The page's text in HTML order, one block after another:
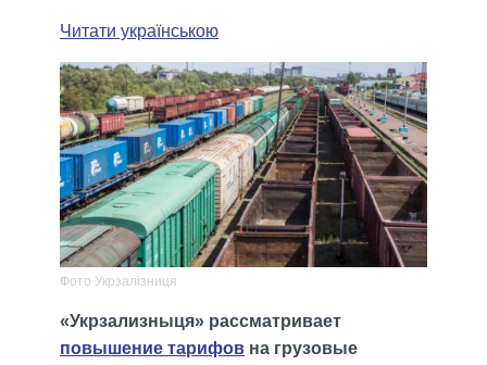
ВСЕ ПЕРСОНЫ
Читати українською
Фото Укрзалізниця
«Укрзализныця» рассматривает
повышение тарифов на грузовые